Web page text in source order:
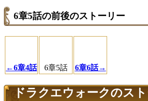
6章5話の前後のストーリー
←6章4話 6章5話 6章6話→
ドラクエウォークのス